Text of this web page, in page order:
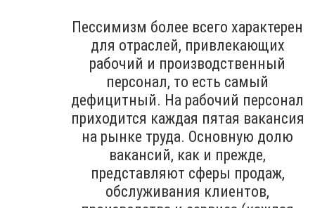
Пессимизм более всего характерен
для отраслей, привлекающих
рабочий и производственный
персонал, то есть самый
дефицитный. На рабочий персонал
приходится каждая пятая вакансия
на рынке труда. Основную долю
вакансий, как и прежде,
представляют сферы продаж,
обслуживания клиентов,